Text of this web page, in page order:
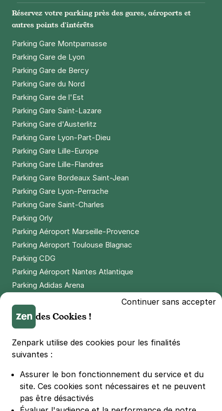
Réservez votre parking près des gares, aéroports et
autres points d'intérêts
Parking Gare Montparnasse
Parking Gare de Lyon
Parking Gare de Bercy
Parking Gare du Nord
Parking Gare de l'Est
Parking Gare Saint-Lazare
Parking Gare d'Austerlitz
Parking Gare Lyon-Part-Dieu
Parking Gare Lille-Europe
Parking Gare Lille-Flandres
Parking Gare Bordeaux Saint-Jean
Parking Gare Lyon-Perrache
Parking Gare Saint-Charles
Parking Orly
Parking Aéroport Marseille-Provence
Parking Aéroport Toulouse Blagnac
Parking CDG
Parking Aéroport Nantes Atlantique
Parking Adidas Arena
Parking LDLC Arena
Parking Stade Pierre Mauroy
Parking Groupama Stadium
Parking Vélodrome
Parking Bercy
Parking La Défense Arena
Parking Les 4 temps
Continuer sans accepter
des Cookies !
Zenpark utilise des cookies pour les finalités
suivantes :
Assurer le bon fonctionnement du service et du
site. Ces cookies sont nécessaires et ne peuvent
pas être désactivés